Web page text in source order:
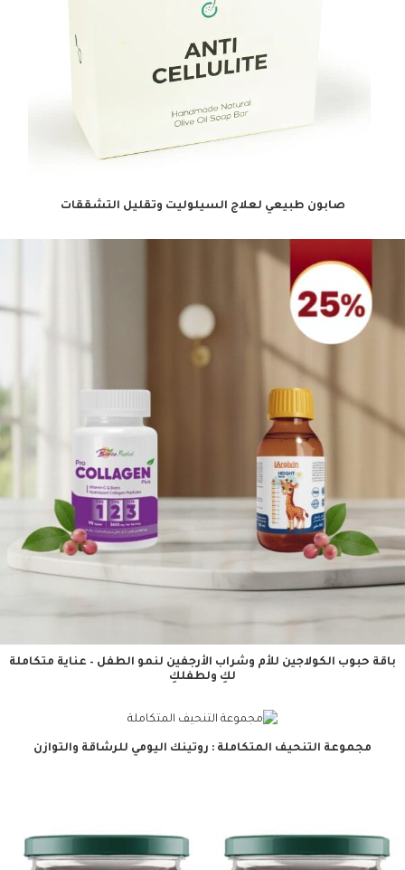
صابون طبيعي لعلاج السيلوليت وتقليل التشققات
باقة حبوب الكولاجين للأم وشراب الأرجفين لنمو الطفل – عناية متكاملة
لكِ ولطفلكِ
مجموعة التنحيف المتكاملة : روتينك اليومي للرشاقة والتوازن